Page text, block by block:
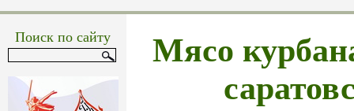
Поиск по сайту Мясо